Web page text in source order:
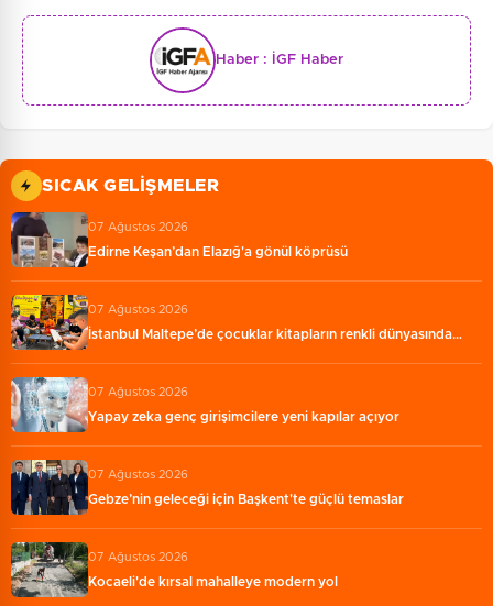
Haber : İGF Haber
SICAK GELIŞMELER
07 Ağustos 2026
Edirne Keşan’dan Elazığ'a gönül köprüsü
07 Ağustos 2026
İstanbul Maltepe’de çocuklar kitapların renkli dünyasında…
07 Ağustos 2026
Yapay zeka genç girişimcilere yeni kapılar açıyor
07 Ağustos 2026
Gebze’nin geleceği için Başkent'te güçlü temaslar
07 Ağustos 2026
Kocaeli'de kırsal mahalleye modern yol